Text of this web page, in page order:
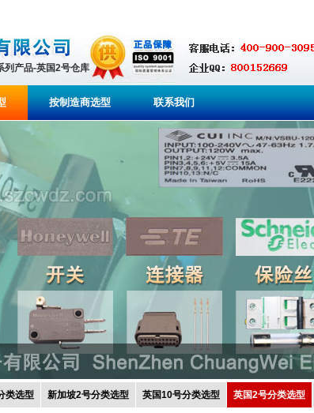
列产品-英国2号仓库
按制造商选型 联系我们
类选型 新加坡2号分类选型 英国10号分类选型 英国2号分类选型